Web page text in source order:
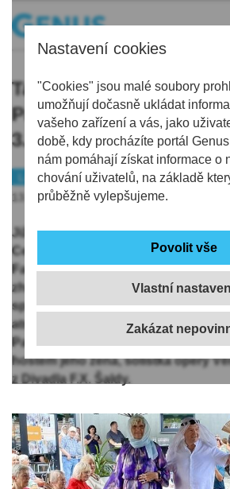
Nastavení cookies
"Cookies" jsou malé soubory
umožňují dočasně ukládat
vašeho zařízení a vás, jako
době, kdy procházíte portál
nám pomáhají získat informace o
chování uživatelů, na základě
průběžně vylepšujeme.
Vlastní
Tajemný Fantom opery
Paříže do Liberce.
3. ročník tradiční
Liberec
Zajímavost
13.08.2025 | 16:42
Již třetí originální módní přehlídka
Centru RoSa zanese diváky do
Fantoma opery. Na červený
zhruba dvacítka zralých modelek a
společně inspirovali legendárním
atmosféru pařížské opery do RoSy
Patronem akce je herec Martin
hostem jeho žena, sólistka opery
z Divadla F.X. Šaldy.